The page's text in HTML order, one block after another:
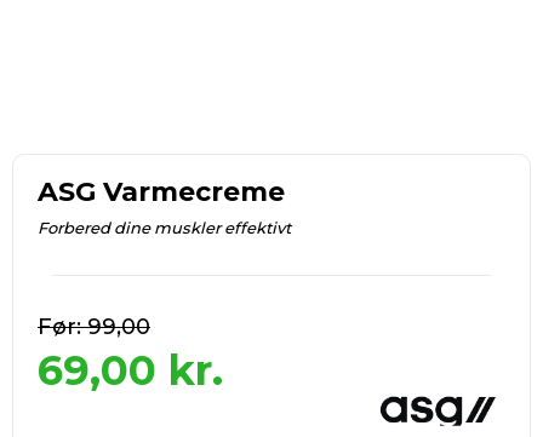
ASG Varmecreme
Forbered dine muskler effektivt
99,00
69,00 kr.